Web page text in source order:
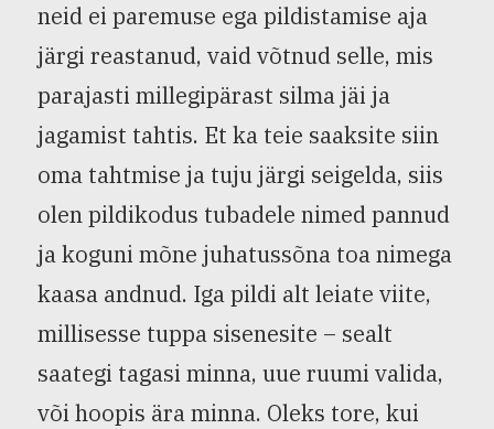
neid ei paremuse ega pildistamise aja
järgi reastanud, vaid võtnud selle, mis
parajasti millegipärast silma jäi ja
jagamist tahtis. Et ka teie saaksite siin
oma tahtmise ja tuju järgi seigelda, siis
olen pildikodus tubadele nimed pannud
ja koguni mõne juhatussõna toa nimega
kaasa andnud. Iga pildi alt leiate viite,
millisesse tuppa sisenesite – sealt
saategi tagasi minna, uue ruumi valida,
või hoopis ära minna. Oleks tore, kui